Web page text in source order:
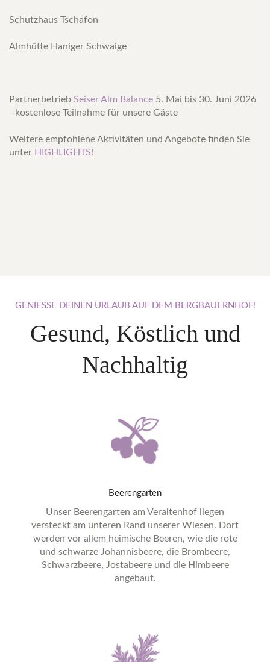
Schutzhaus Tschafon
Almhütte Haniger Schwaige
Partnerbetrieb Seiser Alm Balance 5. Mai bis 30. Juni 2026
- kostenlose Teilnahme für unsere Gäste
Weitere empfohlene Aktivitäten und Angebote finden Sie
unter HIGHLIGHTS!
GENIESSE DEINEN URLAUB AUF DEM BERGBAUERNHOF!
Gesund, Köstlich und
Nachhaltig
Beerengarten
Unser Beerengarten am Veraltenhof liegen
versteckt am unteren Rand unserer Wiesen. Dort
werden vor allem heimische Beeren, wie die rote
und schwarze Johannisbeere, die Brombeere,
Schwarzbeere, Jostabeere und die Himbeere
angebaut.